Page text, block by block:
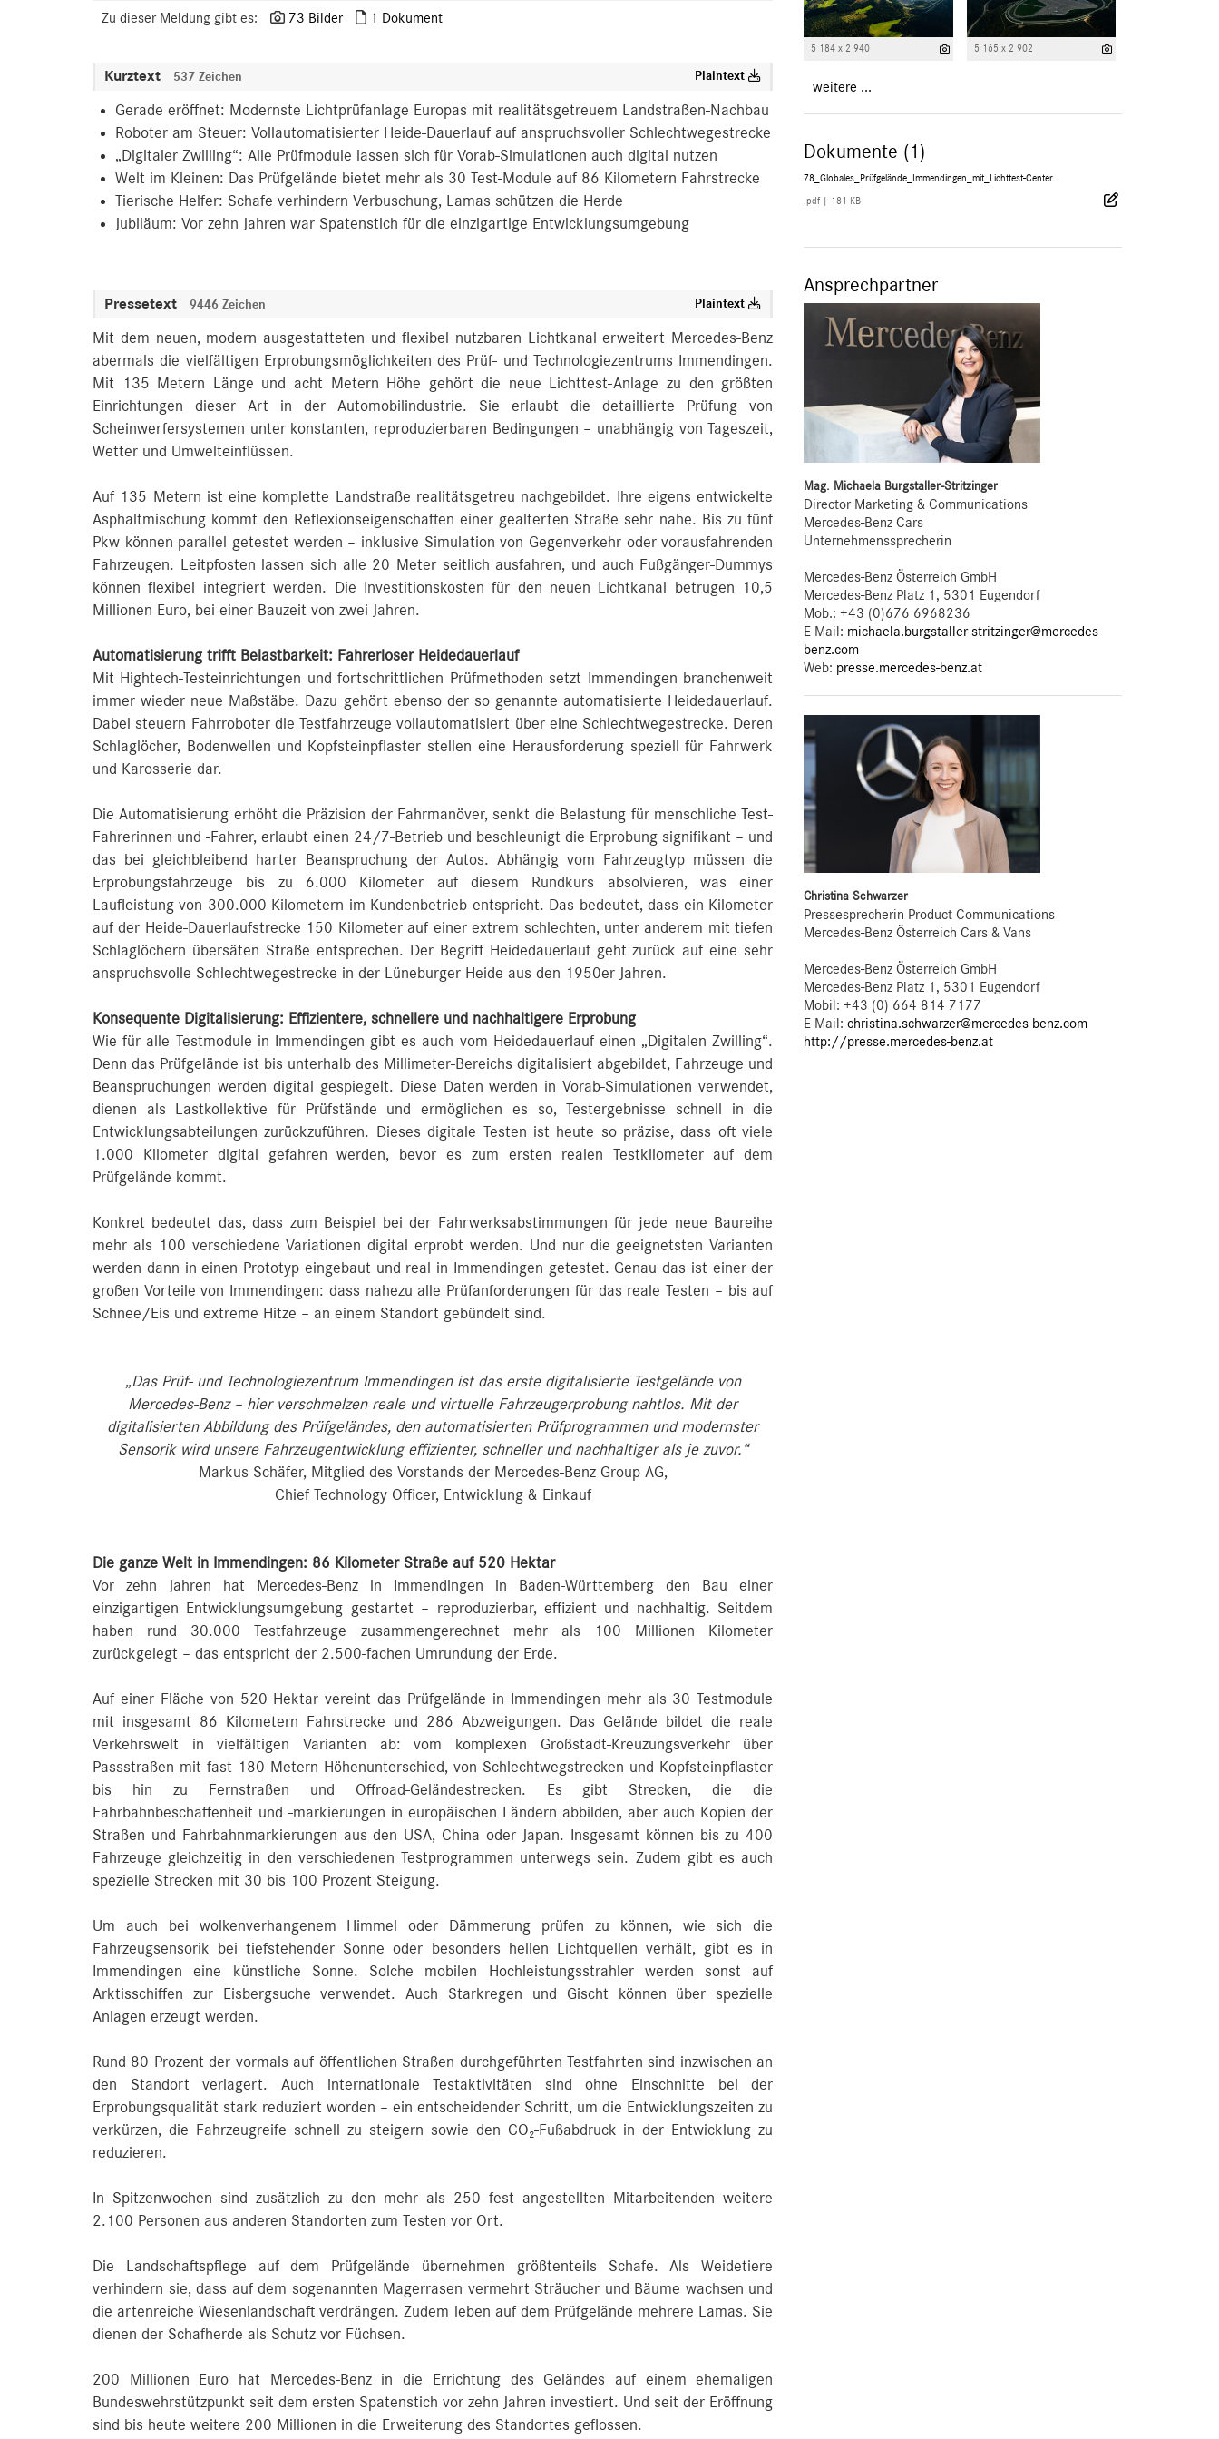
Zu dieser Meldung gibt es: 73 Bilder 1 Dokument
Kurztext 537 Zeichen Plaintext
Gerade eröffnet: Modernste Lichtprüfanlage Europas mit realitätsgetreuem Landstraßen-Nachbau
Roboter am Steuer: Vollautomatisierter Heide-Dauerlauf auf anspruchsvoller Schlechtwegestrecke
„Digitaler Zwilling“: Alle Prüfmodule lassen sich für Vorab-Simulationen auch digital nutzen
Welt im Kleinen: Das Prüfgelände bietet mehr als 30 Test-Module auf 86 Kilometern Fahrstrecke
Tierische Helfer: Schafe verhindern Verbuschung, Lamas schützen die Herde
Jubiläum: Vor zehn Jahren war Spatenstich für die einzigartige Entwicklungsumgebung
Pressetext 9446 Zeichen Plaintext
Mit dem neuen, modern ausgestatteten und flexibel nutzbaren Lichtkanal erweitert Mercedes‑Benz
abermals die vielfältigen Erprobungsmöglichkeiten des Prüf- und Technologiezentrums Immendingen.
Mit 135 Metern Länge und acht Metern Höhe gehört die neue Lichttest-Anlage zu den größten
Einrichtungen dieser Art in der Automobilindustrie. Sie erlaubt die detaillierte Prüfung von
Scheinwerfersystemen unter konstanten, reproduzierbaren Bedingungen – unabhängig von Tageszeit,
Wetter und Umwelteinflüssen.
Auf 135 Metern ist eine komplette Landstraße realitätsgetreu nachgebildet. Ihre eigens entwickelte
Asphaltmischung kommt den Reflexionseigenschaften einer gealterten Straße sehr nahe. Bis zu fünf
Pkw können parallel getestet werden – inklusive Simulation von Gegenverkehr oder vorausfahrenden
Fahrzeugen. Leitpfosten lassen sich alle 20 Meter seitlich ausfahren, und auch Fußgänger-Dummys
können flexibel integriert werden. Die Investitionskosten für den neuen Lichtkanal betrugen 10,5
Millionen Euro, bei einer Bauzeit von zwei Jahren.
Automatisierung trifft Belastbarkeit: Fahrerloser Heidedauerlauf
Mit Hightech-Testeinrichtungen und fortschrittlichen Prüfmethoden setzt Immendingen branchenweit
immer wieder neue Maßstäbe. Dazu gehört ebenso der so genannte automatisierte Heidedauerlauf.
Dabei steuern Fahrroboter die Testfahrzeuge vollautomatisiert über eine Schlechtwegestrecke. Deren
Schlaglöcher, Bodenwellen und Kopfsteinpflaster stellen eine Herausforderung speziell für Fahrwerk
und Karosserie dar.
Die Automatisierung erhöht die Präzision der Fahrmanöver, senkt die Belastung für menschliche Test-
Fahrerinnen und -Fahrer, erlaubt einen 24/7-Betrieb und beschleunigt die Erprobung signifikant – und
das bei gleichbleibend harter Beanspruchung der Autos. Abhängig vom Fahrzeugtyp müssen die
Erprobungsfahrzeuge bis zu 6.000 Kilometer auf diesem Rundkurs absolvieren, was einer
Laufleistung von 300.000 Kilometern im Kundenbetrieb entspricht. Das bedeutet, dass ein Kilometer
auf der Heide-Dauerlaufstrecke 150 Kilometer auf einer extrem schlechten, unter anderem mit tiefen
Schlaglöchern übersäten Straße entsprechen. Der Begriff Heidedauerlauf geht zurück auf eine sehr
anspruchsvolle Schlechtwegestrecke in der Lüneburger Heide aus den 1950er Jahren.
Konsequente Digitalisierung: Effizientere, schnellere und nachhaltigere Erprobung
Wie für alle Testmodule in Immendingen gibt es auch vom Heidedauerlauf einen „Digitalen Zwilling“.
Denn das Prüfgelände ist bis unterhalb des Millimeter-Bereichs digitalisiert abgebildet, Fahrzeuge und
Beanspruchungen werden digital gespiegelt. Diese Daten werden in Vorab-Simulationen verwendet,
dienen als Lastkollektive für Prüfstände und ermöglichen es so, Testergebnisse schnell in die
Entwicklungsabteilungen zurückzuführen. Dieses digitale Testen ist heute so präzise, dass oft viele
1.000 Kilometer digital gefahren werden, bevor es zum ersten realen Testkilometer auf dem
Prüfgelände kommt.
Konkret bedeutet das, dass zum Beispiel bei der Fahrwerksabstimmungen für jede neue Baureihe
mehr als 100 verschiedene Variationen digital erprobt werden. Und nur die geeignetsten Varianten
werden dann in einen Prototyp eingebaut und real in Immendingen getestet. Genau das ist einer der
großen Vorteile von Immendingen: dass nahezu alle Prüfanforderungen für das reale Testen – bis auf
Schnee/Eis und extreme Hitze – an einem Standort gebündelt sind.
„Das Prüf- und Technologiezentrum Immendingen ist das erste digitalisierte Testgelände von
Mercedes‑Benz – hier verschmelzen reale und virtuelle Fahrzeugerprobung nahtlos. Mit der
digitalisierten Abbildung des Prüfgeländes, den automatisierten Prüfprogrammen und modernster
Sensorik wird unsere Fahrzeugentwicklung effizienter, schneller und nachhaltiger als je zuvor.“
Markus Schäfer, Mitglied des Vorstands der Mercedes-Benz Group AG,
Chief Technology Officer, Entwicklung & Einkauf
Die ganze Welt in Immendingen: 86 Kilometer Straße auf 520 Hektar
Vor zehn Jahren hat Mercedes-Benz in Immendingen in Baden-Württemberg den Bau einer
einzigartigen Entwicklungsumgebung gestartet – reproduzierbar, effizient und nachhaltig. Seitdem
haben rund 30.000 Testfahrzeuge zusammengerechnet mehr als 100 Millionen Kilometer
zurückgelegt – das entspricht der 2.500‑fachen Umrundung der Erde.
Auf einer Fläche von 520 Hektar vereint das Prüfgelände in Immendingen mehr als 30 Testmodule
mit insgesamt 86 Kilometern Fahrstrecke und 286 Abzweigungen. Das Gelände bildet die reale
Verkehrswelt in vielfältigen Varianten ab: vom komplexen Großstadt-Kreuzungsverkehr über
Passstraßen mit fast 180 Metern Höhenunterschied, von Schlechtwegstrecken und Kopfsteinpflaster
bis hin zu Fernstraßen und Offroad-Geländestrecken. Es gibt Strecken, die die
Fahrbahnbeschaffenheit und -markierungen in europäischen Ländern abbilden, aber auch Kopien der
Straßen und Fahrbahnmarkierungen aus den USA, China oder Japan. Insgesamt können bis zu 400
Fahrzeuge gleichzeitig in den verschiedenen Testprogrammen unterwegs sein. Zudem gibt es auch
spezielle Strecken mit 30 bis 100 Prozent Steigung.
Um auch bei wolkenverhangenem Himmel oder Dämmerung prüfen zu können, wie sich die
Fahrzeugsensorik bei tiefstehender Sonne oder besonders hellen Lichtquellen verhält, gibt es in
Immendingen eine künstliche Sonne. Solche mobilen Hochleistungsstrahler werden sonst auf
Arktisschiffen zur Eisbergsuche verwendet. Auch Starkregen und Gischt können über spezielle
Anlagen erzeugt werden.
Rund 80 Prozent der vormals auf öffentlichen Straßen durchgeführten Testfahrten sind inzwischen an
den Standort verlagert. Auch internationale Testaktivitäten sind ohne Einschnitte bei der
Erprobungsqualität stark reduziert worden – ein entscheidender Schritt, um die Entwicklungszeiten zu
verkürzen, die Fahrzeugreife schnell zu steigern sowie den CO₂-Fußabdruck in der Entwicklung zu
reduzieren.
In Spitzenwochen sind zusätzlich zu den mehr als 250 fest angestellten Mitarbeitenden weitere
2.100 Personen aus anderen Standorten zum Testen vor Ort.
Die Landschaftspflege auf dem Prüfgelände übernehmen größtenteils Schafe. Als Weidetiere
verhindern sie, dass auf dem sogenannten Magerrasen vermehrt Sträucher und Bäume wachsen und
die artenreiche Wiesenlandschaft verdrängen. Zudem leben auf dem Prüfgelände mehrere Lamas. Sie
dienen der Schafherde als Schutz vor Füchsen.
200 Millionen Euro hat Mercedes‑Benz in die Errichtung des Geländes auf einem ehemaligen
Bundeswehrstützpunkt seit dem ersten Spatenstich vor zehn Jahren investiert. Und seit der Eröffnung
sind bis heute weitere 200 Millionen in die Erweiterung des Standortes geflossen.
5 184 x 2 940 5 165 x 2 902
weitere ...
Dokumente (1)
78_Globales_Prüfgelände_Immendingen_mit_Lichttest-Center
.pdf 181 KB
Ansprechpartner
Mag. Michaela Burgstaller-Stritzinger
Director Marketing & Communications
Mercedes-Benz Cars
Unternehmenssprecherin
Mercedes-Benz Österreich GmbH
Mercedes-Benz Platz 1, 5301 Eugendorf
Mob.:+43 (0)676 6968236
E-Mail: michaela.burgstaller-stritzinger@mercedes-
benz.com
Web: presse.mercedes-benz.at
Christina Schwarzer
Pressesprecherin Product Communications
Mercedes-Benz Österreich Cars & Vans
Mercedes-Benz Österreich GmbH
Mercedes-Benz Platz 1, 5301 Eugendorf
Mobil: +43 (0) 664 814 7177
E-Mail:christina.schwarzer@mercedes-benz.com
http://presse.mercedes-benz.at